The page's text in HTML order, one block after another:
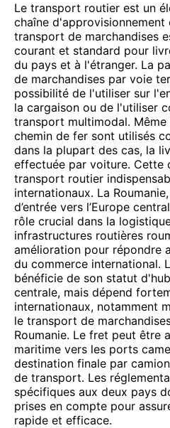
Le transport routier est un
chaîne d'approvisionnement
transport de marchandises
courant et standard pour
du pays et à l'étranger. La
de marchandises par voie
possibilité de l'utiliser sur
la cargaison ou de l'utiliser
transport multimodal.
chemin de fer sont utilisés
dans la plupart des cas, la
effectuée par voiture. Cette
transport routier
internationaux. La
d’entrée vers l’Europe
rôle crucial dans la
infrastructures routières
amélioration pour répondre
du commerce international.
bénéficie de son statut
centrale, mais dépend
internationaux, notamment
le transport de
Roumanie. Le fret peut être
maritime vers les ports
destination finale par
de transport. Les
spécifiques aux deux pays
prises en compte pour
rapide et efficace.